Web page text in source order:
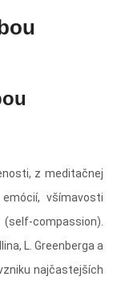
z meditačnej
všímavosti
compassion).
L. Greenberga a
najčastejších